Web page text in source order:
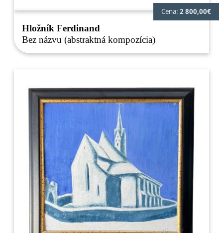
Cena: 2 800,00€
Hložník Ferdinand
Bez názvu (abstraktná kompozícia)